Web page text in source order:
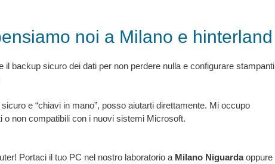
noi a Milano e hinterland
backup sicuro dei dati per non perdere nulla e configurare stampanti
e “chiavi in mano”, posso aiutarti direttamente. Mi occupo
non compatibili con i nuovi sistemi Microsoft.
Portaci il tuo PC nel nostro laboratorio a Milano Niguardaoppure